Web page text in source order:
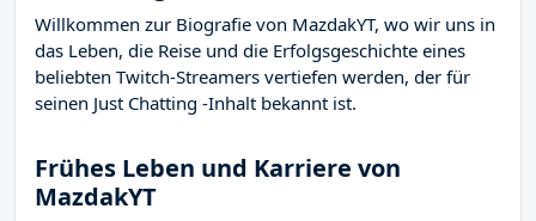
Willkommen zur Biografie von MazdakYT, wo wir uns in
das Leben, die Reise und die Erfolgsgeschichte eines
beliebten Twitch-Streamers vertiefen werden, der für
seinen Just Chatting -Inhalt bekannt ist.
Frühes Leben und Karriere von
MazdakYT